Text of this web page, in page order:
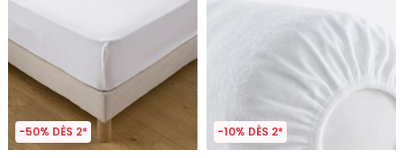
-50% DÈS 2* -10% DÈS 2*